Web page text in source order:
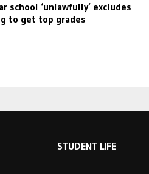
school ‘unlawfully’ excludes
to get top grades
STUDENT LIFE